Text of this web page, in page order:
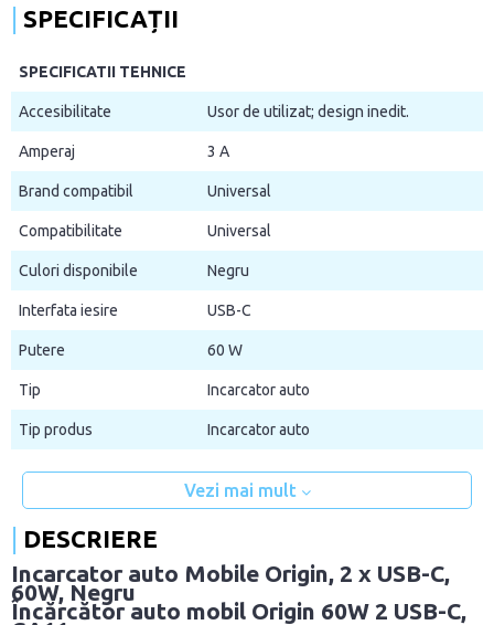
SPECIFICAȚII
SPECIFICATII TEHNICE
Accesibilitate Usor de utilizat; design inedit.
Amperaj 3 A
Brand compatibil Universal
Compatibilitate Universal
Culori disponibile Negru
Interfata iesire USB-C
Putere 60 W
Tip Incarcator auto
Tip produs Incarcator auto
Vezi mai mult
DESCRIERE
Incarcator auto Mobile Origin, 2 x USB-C,
60W, Negru
Încărcător auto mobil Origin 60W 2 USB-C,